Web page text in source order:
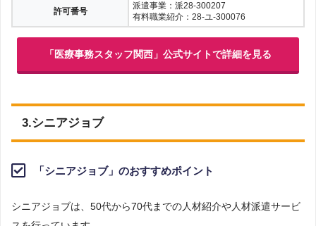
許可番号
派遣事業：派28-300207
有料職業紹介：28-ユ-300076
「医療事務スタッフ関西」公式サイトで詳細を見る
3.シニアジョブ
「シニアジョブ」のおすすめポイント
シニアジョブは、50代から70代までの人材紹介や人材派遣サービ